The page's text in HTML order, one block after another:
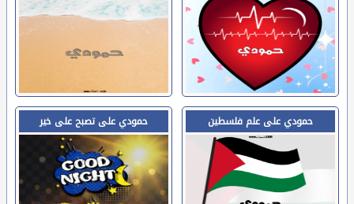
حمودي على علم فلسطين حمودي على تصبح على خير